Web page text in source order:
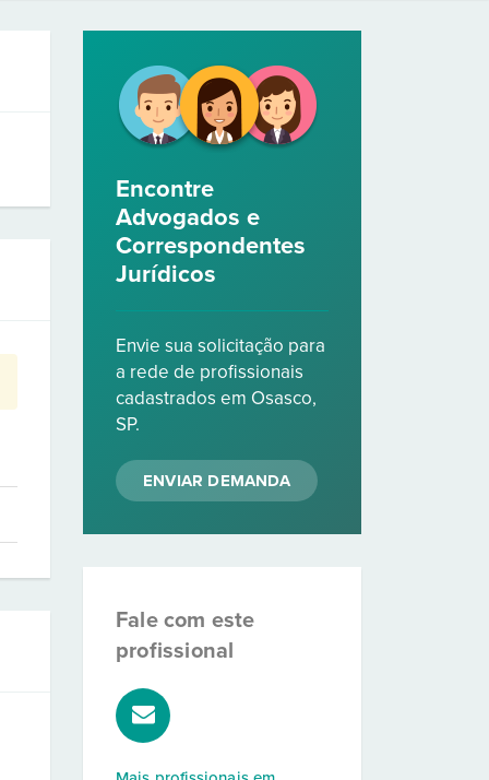
Encontre
Advogados e
Correspondentes
Jurídicos
Envie sua solicitação para
a rede de profissionais
cadastrados em Osasco,
SP.
ENVIAR DEMANDA
Fale com este
profissional